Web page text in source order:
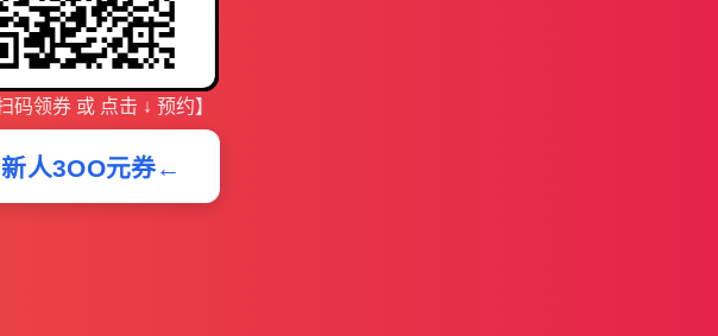
码领券 或 点击 ↓ 预约】
人3OO元券←